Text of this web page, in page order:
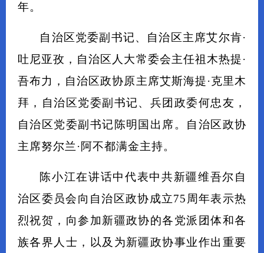
年。
自治区党委副书记、自治区主席艾尔肯·
吐尼亚孜，自治区人大常委会主任祖木热提·
吾布力，自治区政协原主席艾斯海提·克里木
拜，自治区党委副书记、兵团政委何忠友，
自治区党委副书记陈明国出席。自治区政协
主席努尔兰·阿不都满金主持。
陈小江在讲话中代表中共新疆维吾尔自
治区委员会向自治区政协成立75周年表示热
烈祝贺，向参加新疆政协的各党派团体和各
族各界人士，以及为新疆政协事业作出重要